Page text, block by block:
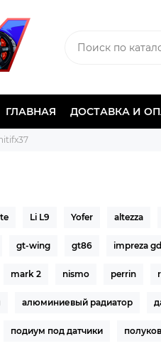
ГЛАВНАЯ ДОСТАВКА И
Li L9 Yofer altezza
gt-wing gt86 impreza
mark 2 nismo perrin
алюминиевый радиатор
подиум под датчики